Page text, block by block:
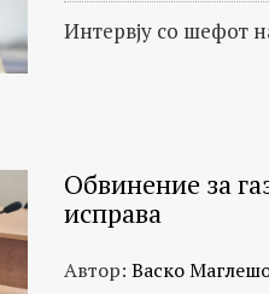
Интервју со шефот
Oбвинение за
исправа
Автор: Васко